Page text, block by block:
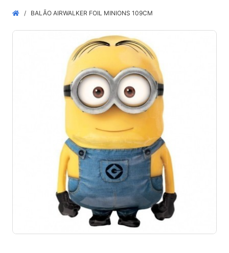
BALÃO AIRWALKER FOIL MINIONS 109CM